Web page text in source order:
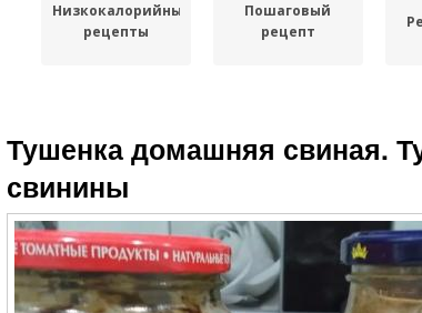
Низкокалорийные
рецепты
Пошаговый
рецепт
рецепты
рецепт
Тушенка домашняя свиная.
свинины